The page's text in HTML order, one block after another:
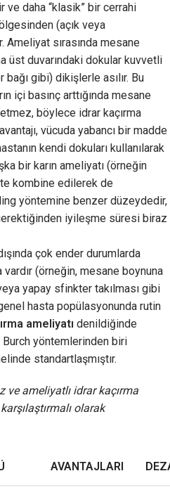
ve daha “klasik” bir cerrahi
(açık veya
Ameliyat sırasında mesane
üst duvarındaki dokular kuvvetli
gibi) dikişlerle asılır. Bu
içi basınç arttığında mesane
böylece idrar kaçırma
vücuda yabancı bir madde
kendi dokuları kullanılarak
bir karın ameliyatı (örneğin
kombine edilerek de
yöntemine benzer düzeydedir,
iyileşme süresi biraz
çok ender durumlarda
(örneğin, mesane boynuna
yapay sfinkter takılması gibi
hasta popülasyonunda rutin
ameliyatı denildiğinde
yöntemlerinden biri
standartlaşmıştır.
ve ameliyatlı idrar kaçırma
olarak
AVANTAJLARI